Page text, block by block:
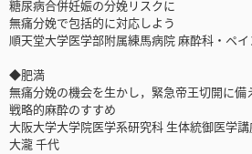
糖尿病合併妊娠の分娩リスクに
無痛分娩で包括的に対応しよう
順天堂大学医学部附属練馬病院 麻酔科・ペ
◆肥満
無痛分娩の機会を生かし，緊急帝王切開に備
戦略的麻酔のすすめ
大阪大学大学院医学系研究科 生体統御医学
大瀧 千代